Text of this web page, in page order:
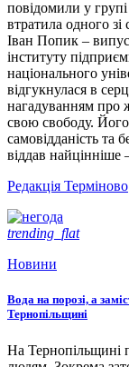
повідомили у
втратила одного
Іван Попик –
інституту
національного
відгукнулася в
нагадуванням про
свою свободу. Його
самовідданість та
віддав
Редакція Терміново
trending_flat
Новини
Вода на порозі, а
Тернопільщині
На Тернопільщині